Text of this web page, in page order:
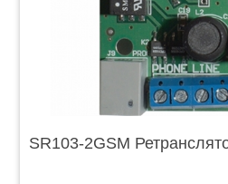
SR103-2GSM